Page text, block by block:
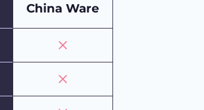
China Ware